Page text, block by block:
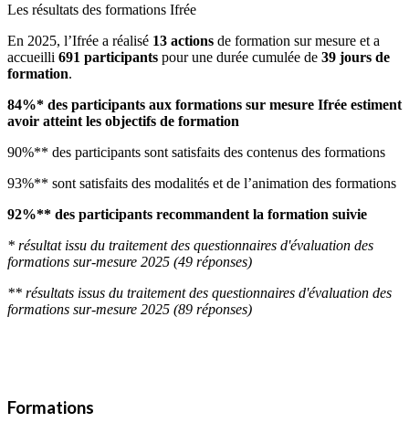
Les résultats des formations Ifrée
En 2025, l’Ifrée a réalisé 13 actions de formation sur mesure et a
accueilli 691 participants pour une durée cumulée de 39 jours de
formation.
84%* des participants aux formations sur mesure Ifrée estiment
avoir atteint les objectifs de formation
90%** des participants sont satisfaits des contenus des formations
93%** sont satisfaits des modalités et de l’animation des formations
92%** des participants recommandent la formation suivie
* résultat issu du traitement des questionnaires d'évaluation des
formations sur-mesure 2025 (49 réponses)
** résultats issus du traitement des questionnaires d'évaluation des
formations sur-mesure 2025 (89 réponses)
Formations